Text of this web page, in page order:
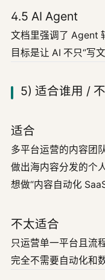
4.5 AI Agent
文档里强调了 Agent
目标是让 AI 不只“写
5) 适合谁用 /
适合
多平台运营的内容团队
做出海内容分发的个
想做“内容自动化
不太适合
只运营单一平台且流
完全不需要自动化和